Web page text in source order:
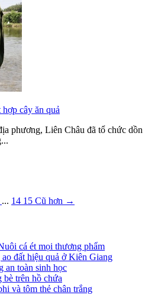
cây ăn quả
phương, Liên Châu đã tổ chức dồn
... 14 15 Cũ hơn →
cá ét mọi thương phẩm
đất hiệu quả ở Kiên Giang
an toàn sinh học
trên hồ chứa
và tôm thẻ chân trắng